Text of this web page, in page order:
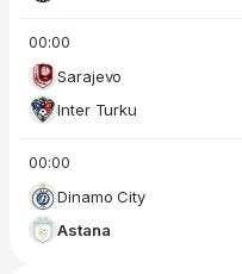
00:00
Sarajevo
Inter Turku
00:00
Dinamo City
Astana